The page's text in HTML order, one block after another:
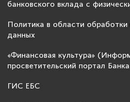
банковского вклада с
Политика в области обработки
данных
«Финансовая культура»
просветительский портал
ГИС ЕБС